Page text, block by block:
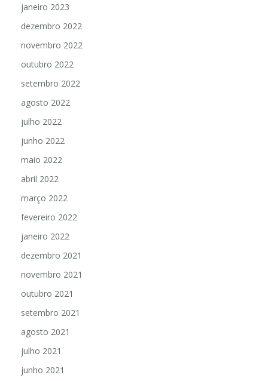
janeiro 2023
dezembro 2022
novembro 2022
outubro 2022
setembro 2022
agosto 2022
julho 2022
junho 2022
maio 2022
abril 2022
março 2022
fevereiro 2022
janeiro 2022
dezembro 2021
novembro 2021
outubro 2021
setembro 2021
agosto 2021
julho 2021
junho 2021